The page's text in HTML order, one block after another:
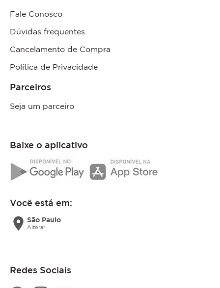
Fale Conosco
Dúvidas frequentes
Cancelamento de Compra
Política de Privacidade
Parceiros
Seja um parceiro
Baixe o aplicativo
Você está em:
location_on São Paulo
Alterar
Redes Sociais